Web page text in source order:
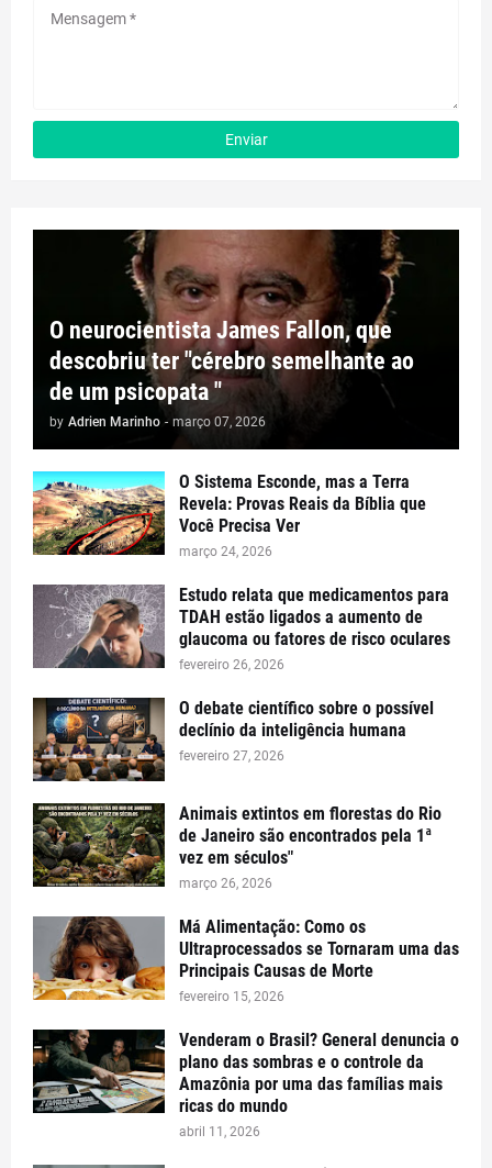
O neurocientista James Fallon, que
descobriu ter "cérebro semelhante ao
de um psicopata "
by Adrien Marinho - março 07, 2026
​O Sistema Esconde, mas a Terra
Revela: Provas Reais da Bíblia que
Você Precisa Ver
março 24, 2026
Estudo relata que medicamentos para
TDAH estão ligados a aumento de
glaucoma ou fatores de risco oculares
fevereiro 26, 2026
O debate científico sobre o possível
declínio da inteligência humana
fevereiro 27, 2026
Animais extintos em florestas do Rio
de Janeiro são encontrados pela 1ª
vez em séculos"
março 26, 2026
Má Alimentação: Como os
Ultraprocessados se Tornaram uma das
Principais Causas de Morte
fevereiro 15, 2026
Venderam o Brasil? General denuncia o
plano das sombras e o controle da
Amazônia por uma das famílias mais
ricas do mundo
abril 11, 2026